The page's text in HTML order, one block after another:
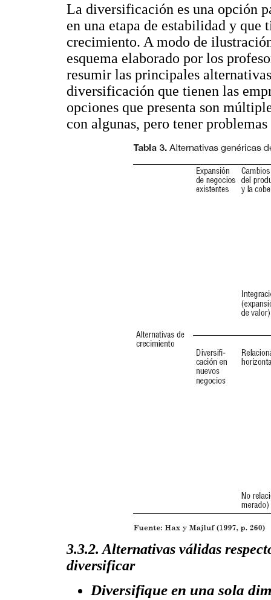
La diversificación es una opción
en una etapa de estabilidad y que
crecimiento. A modo de
esquema elaborado por los
resumir las principales
diversificación que tienen las
opciones que presenta son
con algunas, pero tener
3.3.2. Alternativas válidas
diversificar
Diversifique en una sola